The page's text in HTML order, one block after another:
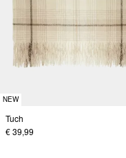
NEW
Tuch
€ 39,99